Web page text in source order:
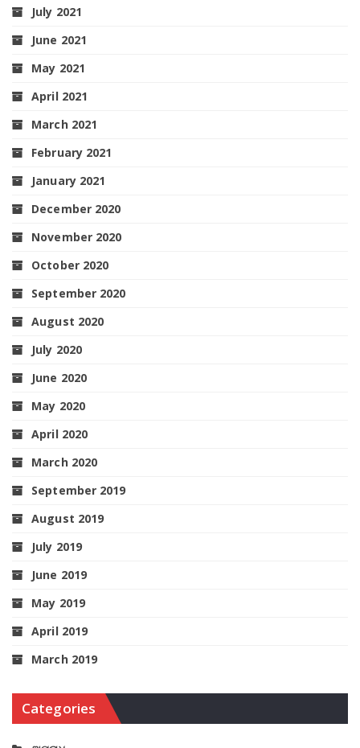
July 2021
June 2021
May 2021
April 2021
March 2021
February 2021
January 2021
December 2020
November 2020
October 2020
September 2020
August 2020
July 2020
June 2020
May 2020
April 2020
March 2020
September 2019
August 2019
July 2019
June 2019
May 2019
April 2019
March 2019
Categories